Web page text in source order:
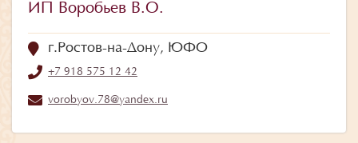
ИП Воробьев В.О.
г.Ростов-на-Дону, ЮФО
+7 918 575 12 42
vorobyov.78@yandex.ru